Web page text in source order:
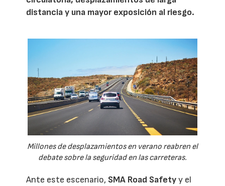
distancia y una mayor exposición al riesgo.
Millones de desplazamientos en verano reabren el
debate sobre la seguridad en las carreteras.
Ante este escenario, SMA Road Safetyy el